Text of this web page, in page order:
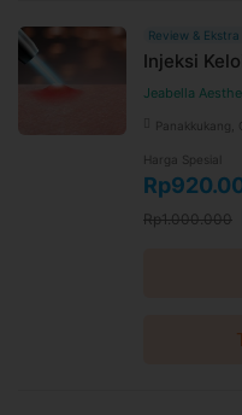
Review &
Injeksi
Jeabella
Panakkukang,
Harga Spesial
Rp1.000.000